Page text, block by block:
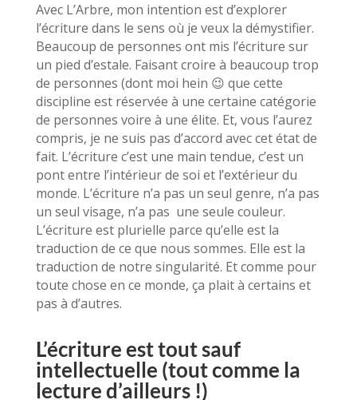
Avec L’Arbre, mon intention est d’explorer
l’écriture dans le sens où je veux la démystifier.
Beaucoup de personnes ont mis l’écriture sur
un pied d’estale. Faisant croire à beaucoup trop
de personnes (dont moi hein 😉 que cette
discipline est réservée à une certaine catégorie
de personnes voire à une élite. Et, vous l’aurez
compris, je ne suis pas d’accord avec cet état de
fait. L’écriture c’est une main tendue, c’est un
pont entre l’intérieur de soi et l’extérieur du
monde. L’écriture n’a pas un seul genre, n’a pas
un seul visage, n’a pas une seule couleur.
L’écriture est plurielle parce qu’elle est la
traduction de ce que nous sommes. Elle est la
traduction de notre singularité. Et comme pour
toute chose en ce monde, ça plait à certains et
pas à d’autres.
L’écriture est tout sauf
intellectuelle (tout comme la
lecture d’ailleurs !)